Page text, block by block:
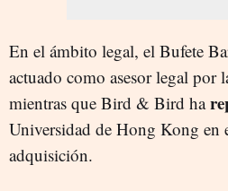
En el ámbito legal, el Bufete
actuado como asesor legal por
mientras que Bird & Bird ha
Universidad de Hong Kong en
adquisición.